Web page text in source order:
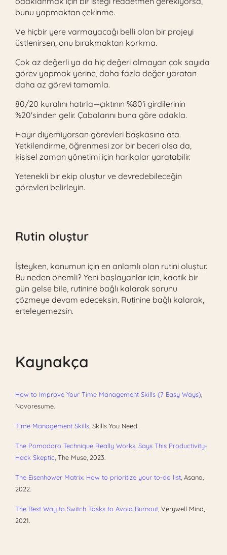
bunu yapmaktan çekinme.
Ve hiçbir yere varmayacağı belli olan bir projeyi
üstlenirsen, onu bırakmaktan korkma.
Çok az değerli ya da hiç değeri olmayan çok sayıda
görev yapmak yerine, daha fazla değer yaratan
daha az görevi tamamla.
80/20 kuralını hatırla—çıktının %80'i girdilerinin
%20'sinden gelir. Çabalarını buna göre odakla.
Hayır diyemiyorsan görevleri başkasına ata.
Yetkilendirme, öğrenmesi zor bir beceri olsa da,
kişisel zaman yönetimi için harikalar yaratabilir.
Yetenekli bir ekip oluştur ve devredebileceğin
görevleri belirleyin.
Rutin oluştur
İşteyken, konumun için en anlamlı olan rutini oluştur.
Bu neden önemli? Yeni başlayanlar için, kaotik bir
gün gelse bile, rutinine bağlı kalarak sorunu
çözmeye devam edeceksin. Rutinine bağlı kalarak,
erteleyemezsin.
Kaynakça
How to Improve Your Time Management Skills (7 Easy Ways),
Novoresume.
Time Management Skills, Skills You Need.
The Pomodoro Technique Really Works, Says This Productivity-
Hack Skeptic, The Muse, 2023.
The Eisenhower Matrix: How to prioritize your to-do list, Asana,
2022.
The Best Way to Switch Tasks to Avoid Burnout, Verywell Mind,
2021.